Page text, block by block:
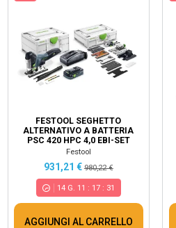
FESTOOL SEGHETTO
ALTERNATIVO A BATTERIA
PSC 420 HPC 4,0 EBI-SET
CARVEX 576523
Festool
931,21 € 980,22 €
14 G. 11 : 17 : 30
AGGIUNGI AL CARRELLO